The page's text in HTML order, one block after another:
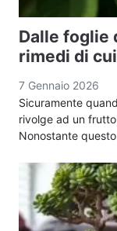
Dalle foglie
rimedi di
7 Gennaio 2026
Sicuramente
rivolge ad un
Nonostante